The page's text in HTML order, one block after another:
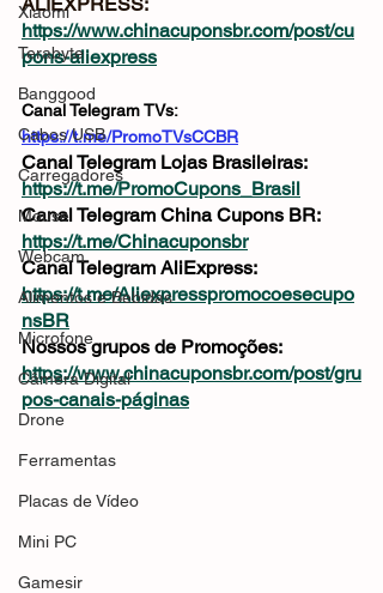
Xiaomi
Terabyte
Banggood
Cabos USB
Carregadores
Mouse
Webcam
Alimentos e Bebidas
Microfone
Câmera Digital
Drone
Ferramentas
Placas de Vídeo
Mini PC
Gamesir
https://www.chinacuponsbr.com/post/cu
pons-aliexpress
Canal Telegram TVs:
https://t.me/PromoTVsCCBR
Canal Telegram Lojas Brasileiras:
https://t.me/PromoCupons_Brasil
Canal Telegram China Cupons BR:
https://t.me/Chinacuponsbr
Canal Telegram AliExpress:
https://t.me/Aliexpresspromocoesecupo
nsBR
Nossos grupos de Promoções:
https://www.chinacuponsbr.com/post/gru
pos-canais-páginas